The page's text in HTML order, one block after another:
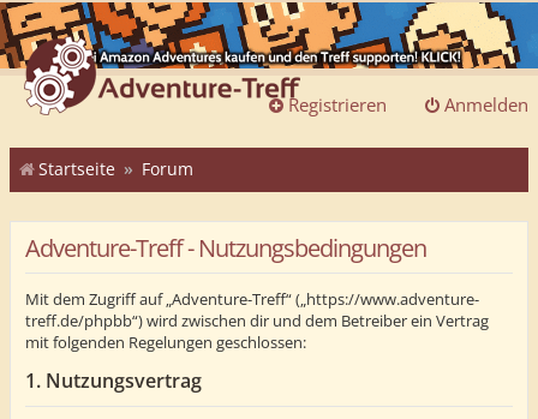
Anmelden
Registrieren
Startseite Forum
Adventure-Treff - Nutzungsbedingungen
Mit dem Zugriff auf „Adventure-Treff“ („https://www.adventure-
treff.de/phpbb“) wird zwischen dir und dem Betreiber ein Vertrag
mit folgenden Regelungen geschlossen:
1. Nutzungsvertrag